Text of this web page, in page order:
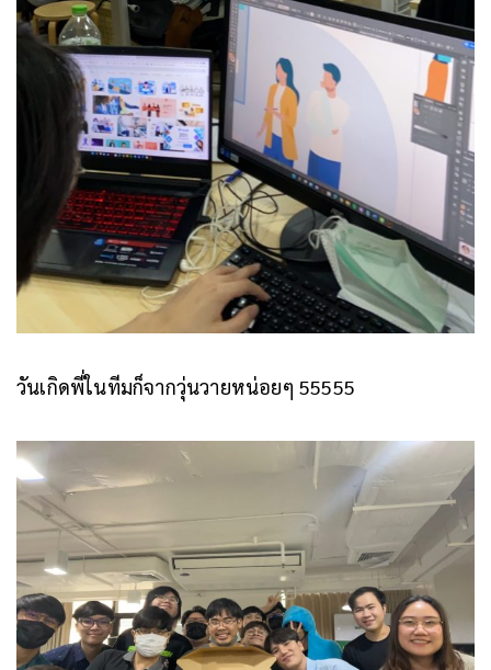
วันเกิดพี่ในทีมก็จากวุ่นวายหน่อยๆ 55555